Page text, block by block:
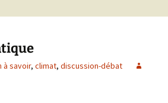
à savoir, climat, discussion-débat